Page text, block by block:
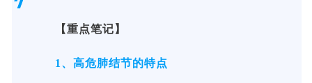
【重点笔记】
1、高危肺结节的特点